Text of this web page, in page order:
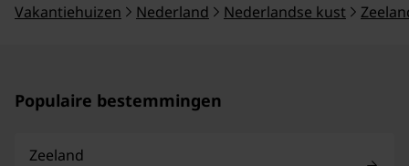
Vakantiehuizen Nederland Nederlandse kust
Populaire bestemmingen
Zeeland